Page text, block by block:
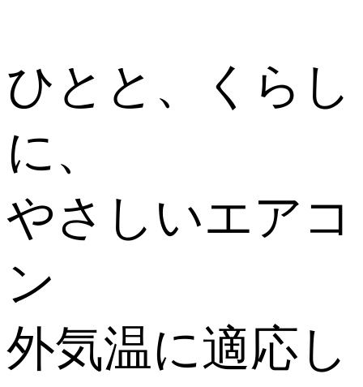
ひとと、くらし
に、
やさしいエアコ
ン
外気温に適応し